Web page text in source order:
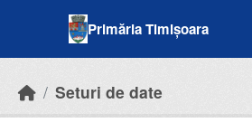
Primăria Timișoara
Seturi de date